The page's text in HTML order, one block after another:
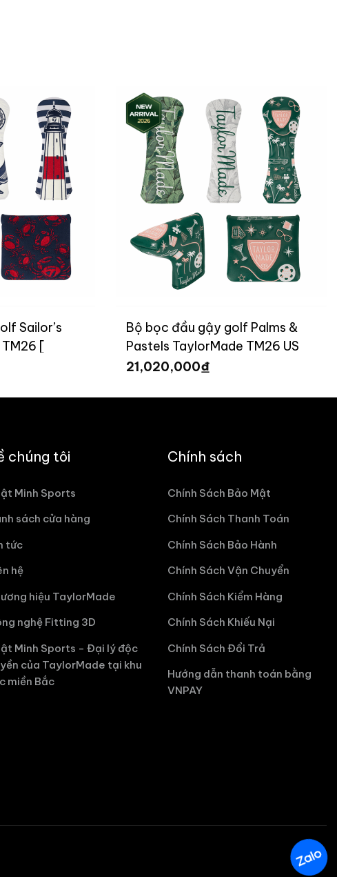
Sailor’s
[
Bộ bọc đầu gậy golf Palms &
Pastels TaylorMade TM26 US
Open [ Limited ]
21,020,000₫
chúng tôi
Minh Sports
sách cửa hàng
tức
hệ
hiệu TaylorMade
nghệ Fitting 3D
Minh Sports - Đại lý độc
của TaylorMade tại khu
miền Bắc
Chính sách
Chính Sách Bảo Mật
Chính Sách Thanh Toán
Chính Sách Bảo Hành
Chính Sách Vận Chuyển
Chính Sách Kiểm Hàng
Chính Sách Khiếu Nại
Chính Sách Đổi Trả
Hướng dẫn thanh toán bằng
VNPAY